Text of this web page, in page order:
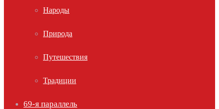
Народы
Природа
Путешествия
Традиции
69-я параллель